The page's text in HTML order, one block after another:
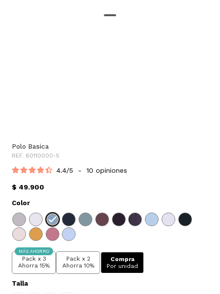
Polo Basica
REF. 60110000-5
4.4/5 - 10 opiniones
$ 49.900
Color
MÁS AHORRO
Pack x 3
Ahorra 15%
Pack x 2
Ahorra 10%
Compra
Por unidad
Talla